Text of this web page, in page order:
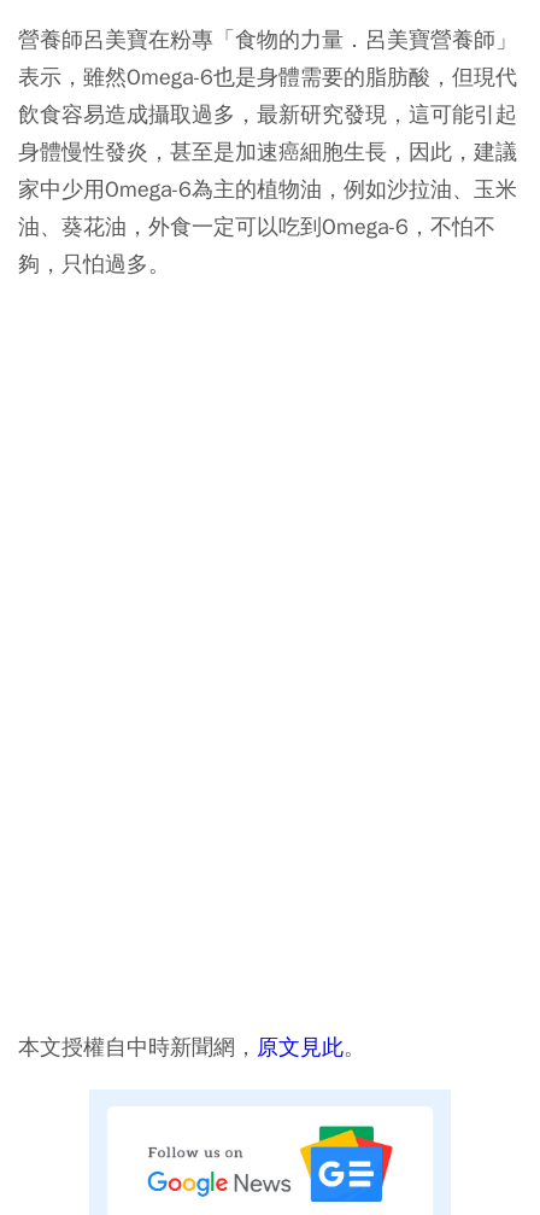
營養師呂美寶在粉專「食物的力量．呂美寶營養師」
表示，雖然Omega-6也是身體需要的脂肪酸，但現代
飲食容易造成攝取過多，最新研究發現，這可能引起
身體慢性發炎，甚至是加速癌細胞生長，因此， 建議
家中少用Omega-6為主的植物油，例如沙拉油、玉米
油、葵花油 ，外食一定可以吃到Omega-6，不怕不
夠，只怕過多。
本文授權自中時新聞網， 原文見此。